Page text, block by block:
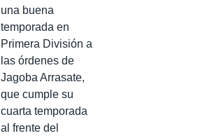
una buena
temporada en
Primera División a
las órdenes de
Jagoba Arrasate,
que cumple su
cuarta temporada
al frente del